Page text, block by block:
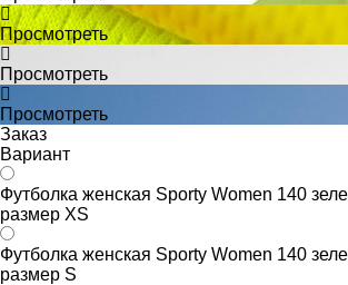
Просмотреть
Просмотреть
Просмотреть
Заказ
Вариант
Футболка женская Sporty Women 140
размер XS
Футболка женская Sporty Women 140
размер S